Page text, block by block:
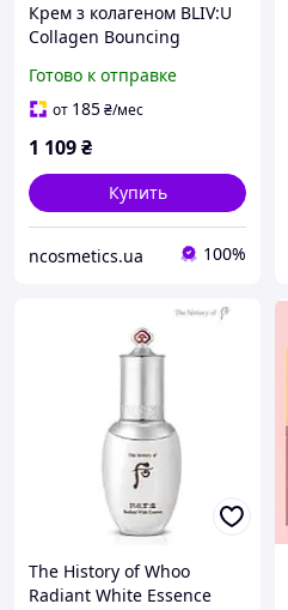
Крем з колагеном BLIV:U
Collagen Bouncing
Готово к отправке
от 185₴/мес
1 109₴
Купить
ncosmetics.ua 100%
The History of Whoo
Radiant White Essence